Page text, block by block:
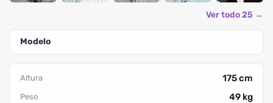
Ver todo 25 →
Modelo
Altura 175 cm
Peso 49 kg